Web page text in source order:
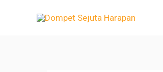
navigation